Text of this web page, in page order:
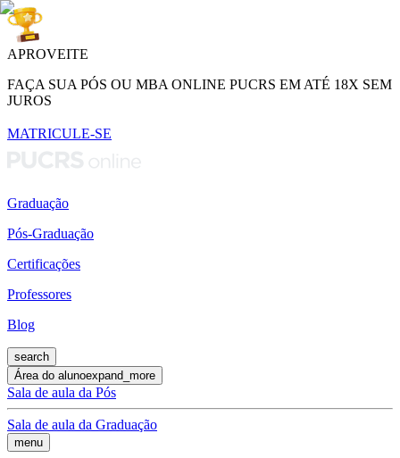
APROVEITE
FAÇA SUA PÓS OU MBA ONLINE PUCRS EM ATÉ 18X SEM
JUROS
MATRICULE-SE
Graduação
Pós-Graduação
Certificações
Professores
Blog
search
Área do alunoexpand_more
Sala de aula da Pós
Sala de aula da Graduação
menu